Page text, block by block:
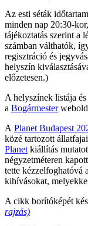
Az esti séták
minden nap 20:30-
tájékoztatás szerint a
számban válthatók,
regisztráció és
helyszín
előzetesen.)
A helyszínek listája
a Bogármester
A Planet Budapest
közé tartozott
Planet kiállítás
négyzetméteren
tette kézzelfoghatóvá
kihívásokat,
A cikk borítóképét
rajzás)